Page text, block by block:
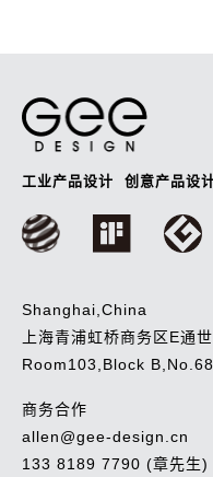
工业产品设计 创意产品设
Shanghai,China
上海青浦虹桥商务区E通
Room103,Block
商务合作
allen@gee-design.cn
133 8189 7790 (章先生)